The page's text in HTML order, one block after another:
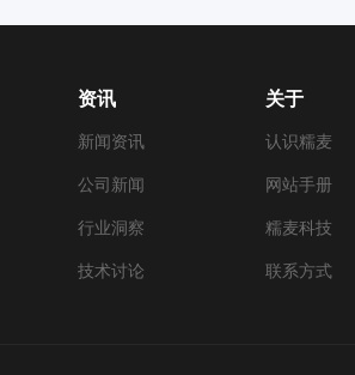
资讯
新闻资讯
公司新闻
行业洞察
技术讨论
关于
认识糯麦
网站手册
糯麦科技
联系方式